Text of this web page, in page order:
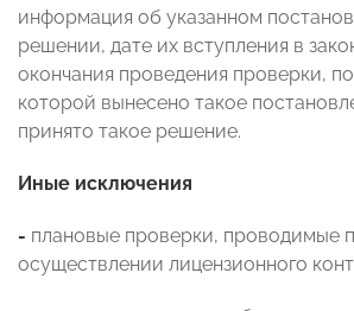
информация об указанном
решении, дате их вступления в
окончания проведения проверки,
которой вынесено такое
принято такое решение.
Иные исключения
- плановые проверки, проводимые
осуществлении лицензионного